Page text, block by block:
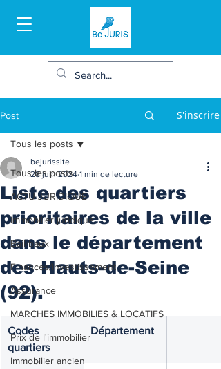
Post S'inscrire
Tous les posts
ACTU JURIDIQUE
Immobilier juridique
Bail/baux
Finances/Investissement
Assurance
MARCHES IMMOBILIES & LOCATIFS
Prix de l'immobilier
Immobilier ancien
Tous les posts
Liste des quartiers
prioritaires de la ville
dans le département
des Hauts-de-Seine
(92).
bejurissite
28 juin 2024 1 min de lecture
Codes
quartiers
Département